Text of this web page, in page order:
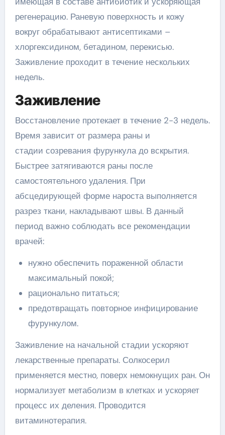
регенерацию. Раневую поверхность и кожу
вокруг обрабатывают антисептиками –
хлоргексидином, бетадином, перекисью.
Заживление проходит в течение нескольких
недель.
Заживление
Восстановление протекает в течение 2-3 недель.
Время зависит от размера раны и
стадии созревания фурункула до вскрытия.
Быстрее затягиваются раны после
самостоятельного удаления. При
абсцедирующей форме нароста выполняется
разрез ткани, накладывают швы. В данный
период важно соблюдать все рекомендации
врачей:
нужно обеспечить пораженной области
максимальный покой;
рационально питаться;
предотвращать повторное инфицирование
фурункулом.
Заживление на начальной стадии ускоряют
лекарственные препараты. Солкосерил
применяется местно, поверх немокнущих ран. Он
нормализует метаболизм в клетках и ускоряет
процесс их деления. Проводится
витаминотерапия.